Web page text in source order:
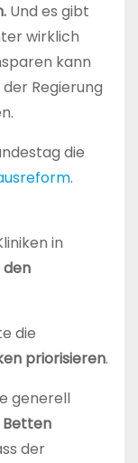
Und es gibt
wirklich
kann
Regierung
die
.
in
den
die
priorisieren.
generell
Betten
der